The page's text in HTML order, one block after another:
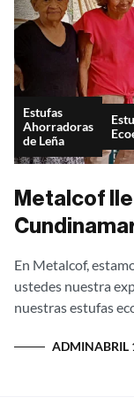
Estufas
Ahorradoras
de Leña
Metalcof
En Metalcof,
ustedes nuestra
nuestras estufas
ADMINABRIL